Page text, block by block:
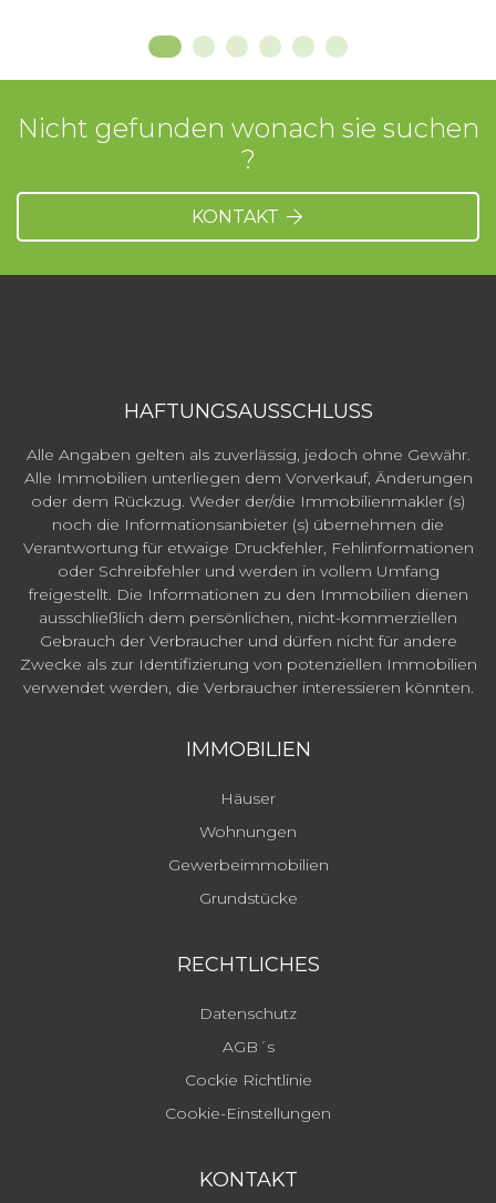
Nicht gefunden wonach sie suchen
?
KONTAKT
HAFTUNGSAUSSCHLUSS
Alle Angaben gelten als zuverlässig, jedoch ohne Gewähr.
Alle Immobilien unterliegen dem Vorverkauf, Änderungen
oder dem Rückzug. Weder der/die Immobilienmakler (s)
noch die Informationsanbieter (s) übernehmen die
Verantwortung für etwaige Druckfehler, Fehlinformationen
oder Schreibfehler und werden in vollem Umfang
freigestellt. Die Informationen zu den Immobilien dienen
ausschließlich dem persönlichen, nicht-kommerziellen
Gebrauch der Verbraucher und dürfen nicht für andere
Zwecke als zur Identifizierung von potenziellen Immobilien
verwendet werden, die Verbraucher interessieren könnten.
IMMOBILIEN
Häuser
Wohnungen
Gewerbeimmobilien
Grundstücke
RECHTLICHES
Datenschutz
AGB´s
Cockie Richtlinie
Cookie-Einstellungen
KONTAKT